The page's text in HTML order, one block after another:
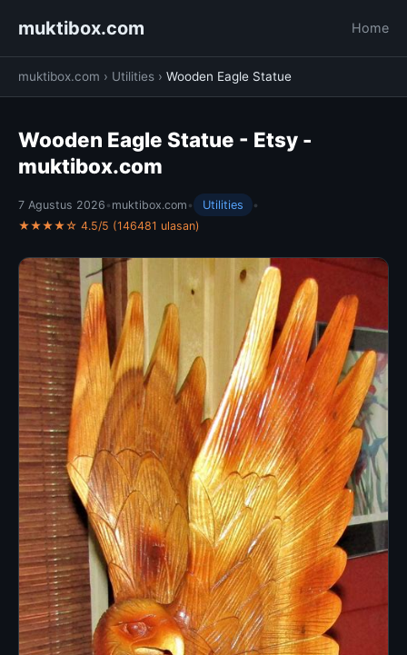
muktibox.com Home
muktibox.com › Utilities › Wooden Eagle Statue
Wooden Eagle Statue - Etsy -
muktibox.com
7 Agustus 2026 • muktibox.com • Utilities
•
★★★★☆ 4.5/5 (146481 ulasan)